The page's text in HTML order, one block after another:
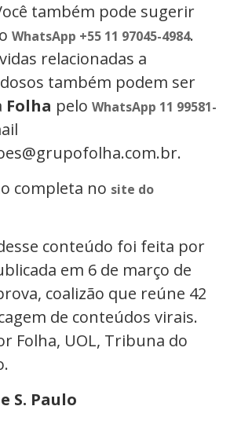
também pode sugerir
WhatsApp +55 11 97045-4984.
relacionadas a
também podem ser
Folha pelo WhatsApp 11 99581-
completa no site do
conteúdo foi feita por
em 6 de março de
coalizão que reúne 42
de conteúdos virais.
Folha, UOL, Tribuna do
S. Paulo